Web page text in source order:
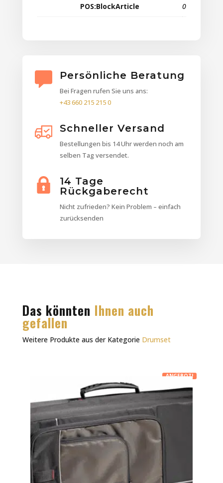
POS:BlockArticle 0
Persönliche Beratung
Bei Fragen rufen Sie uns ans:
+43 660 215 215 0
Schneller Versand
Bestellungen bis 14 Uhr werden noch am
selben Tag versendet.
14 Tage
Rückgaberecht
Nicht zufrieden? Kein Problem – einfach
zurücksenden
Das könnten Ihnen auch
gefallen
Weitere Produkte aus der Kategorie Drumset
ANGEBOT!